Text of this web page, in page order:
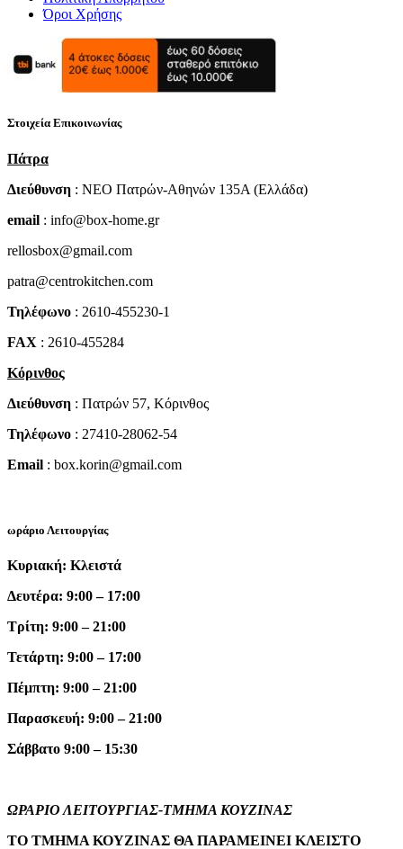
Όροι Χρήσης
Στοιχεία Επικοινωνίας
Πάτρα
Διεύθυνση : NEO Πατρών-Αθηνών 135Α (Ελλάδα)
email : info@box-home.gr
rellosbox@gmail.com
patra@centrokitchen.com
Τηλέφωνο : 2610-455230-1
FAX : 2610-455284
Κόρινθος
Διεύθυνση : Πατρών 57, Κόρινθος
Τηλέφωνο : 27410-28062-54
Email : box.korin@gmail.com
ωράριο Λειτουργίας
Κυριακή: Κλειστά
Δευτέρα: 9:00 – 17:00
Τρίτη: 9:00 – 21:00
Τετάρτη: 9:00 – 17:00
Πέμπτη: 9:00 – 21:00
Παρασκευή: 9:00 – 21:00
Σάββατο 9:00 – 15:30
ΩΡΑΡΙΟ ΛΕΙΤΟΥΡΓΙΑΣ-ΤΜΗΜΑ ΚΟΥΖΙΝΑΣ
ΤΟ ΤΜΗΜΑ ΚΟΥΖΙΝΑΣ ΘΑ ΠΑΡΑΜΕΙΝΕΙ ΚΛΕΙΣΤΟ